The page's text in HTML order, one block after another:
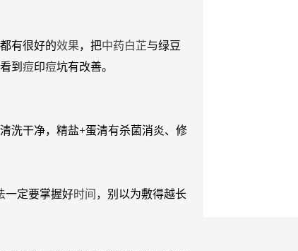
都有很好的效果，把中药白芷与绿豆
到 痘印痘坑有改善。
清洗干净，精盐+蛋清有杀菌消炎、修
一定要掌握好时间 ，别以为敷得越长